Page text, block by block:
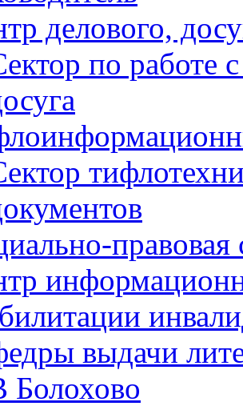
делового,
по работе
правовая
выдачи
Болохово